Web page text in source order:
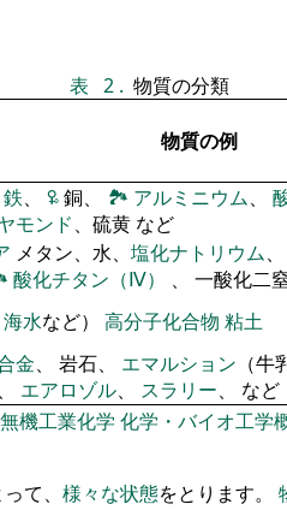
表 2 . 物質の分類
物質の例
鉄、 🜠銅、 🏞 アルミニウム、
モンド、硫黄 など
メタン、水、 塩化ナトリウム
酸化チタン（Ⅳ） 、 一酸化二
海水など） 高分子化合物 粘土
金、 岩石、 エマルション （牛
エアロゾル、 スラリー、 など
無機工業化学 化学・バイオ工学
て、 様々な状態をとります。